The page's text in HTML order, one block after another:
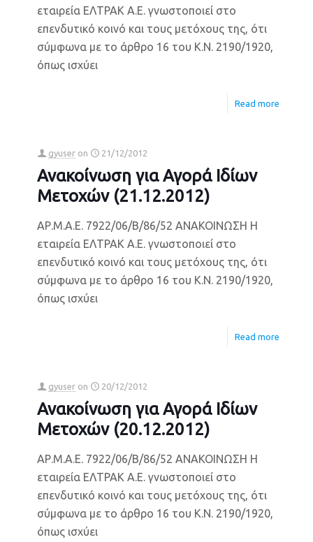
εταιρεία ΕΛΤΡΑΚ Α.Ε. γνωστοποιεί στο
επενδυτικό κοινό και τους μετόχους της, ότι
σύμφωνα με το άρθρο 16 του Κ.Ν. 2190/1920,
όπως ισχύει
Read more
gyuser on 21/12/2012
Ανακοίνωση για Αγορά Ιδίων
Μετοχών (21.12.2012)
ΑΡ.Μ.Α.Ε. 7922/06/Β/86/52 ΑΝΑΚΟΙΝΩΣΗ Η
εταιρεία ΕΛΤΡΑΚ Α.Ε. γνωστοποιεί στο
επενδυτικό κοινό και τους μετόχους της, ότι
σύμφωνα με το άρθρο 16 του Κ.Ν. 2190/1920,
όπως ισχύει
Read more
gyuser on 20/12/2012
Ανακοίνωση για Αγορά Ιδίων
Μετοχών (20.12.2012)
ΑΡ.Μ.Α.Ε. 7922/06/Β/86/52 ΑΝΑΚΟΙΝΩΣΗ Η
εταιρεία ΕΛΤΡΑΚ Α.Ε. γνωστοποιεί στο
επενδυτικό κοινό και τους μετόχους της, ότι
σύμφωνα με το άρθρο 16 του Κ.Ν. 2190/1920,
όπως ισχύει